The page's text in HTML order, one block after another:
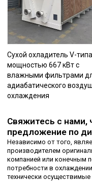
Сухой охладитель V-типа
мощностью 667 кВт с
влажными фильтрами
адиабатического
охлаждения
Свяжитесь с нами,
предложение по
Независимо от того,
производителем
компанией или конечным
потребности в
технически